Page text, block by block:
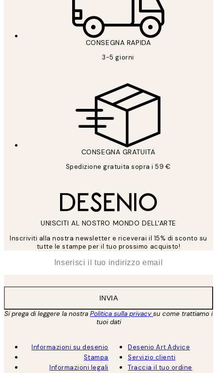
CONSEGNA RAPIDA
3-5 giorni
CONSEGNA GRATUITA
Spedizione gratuita sopra i 59 €
UNISCITI AL NOSTRO MONDO DELL'ARTE
Inscriviti alla nostra newsletter e riceverai il 15% di sconto su
tutte le stampe per il tuo prossimo acquisto!
INVIA
Si prega di leggere la nostra Politica sulla privacysu come trattiamo i
tuoi dati
Informazioni su desenio
Stampa
Informazioni legali
Desenio Art Advice
Servizio clienti
Traccia il tuo ordine